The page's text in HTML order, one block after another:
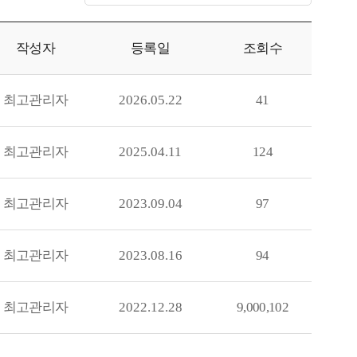
작성자 등록일 조회수
최고관리자 2026.05.22 41
최고관리자 2025.04.11 124
최고관리자 2023.09.04 97
최고관리자 2023.08.16 94
최고관리자 2022.12.28 9,000,102